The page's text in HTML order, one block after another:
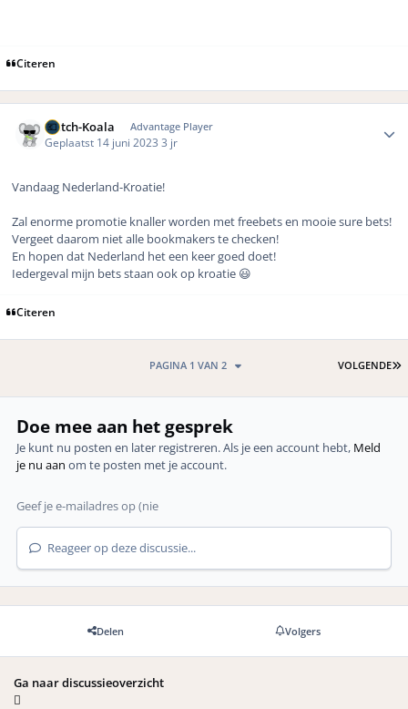
Citeren
Dutch-Koala Advantage Player
Geplaatst 14 juni 2023 3 jr
Vandaag Nederland-Kroatie!
Zal enorme promotie knaller worden met freebets en mooie sure bets!
Vergeet daarom niet alle bookmakers te checken!
En hopen dat Nederland het een keer goed doet!
Iedergeval mijn bets staan ook op kroatie 😃
Citeren
VOLGENDE
PAGINA 1 VAN 2
Doe mee aan het gesprek
Je kunt nu posten en later registreren. Als je een account hebt, Meld
je nu aan om te posten met je account.
Reageer op deze discussie...
Delen Volgers
Ga naar discussieoverzicht